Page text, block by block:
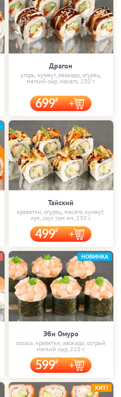
Драгон
угорь, кунжут, авокадо, огурец,
мягкий сыр, масаго, 230 г.
699
Тайский
креветки, огурец, масаго, кунжут,
лук, соус том ям, 230 г.
499
Эби Омуро
лосось, креветки, авокадо, острый
мягкий сыр, 210 г.
599
НОВИНКА
ХИТ!